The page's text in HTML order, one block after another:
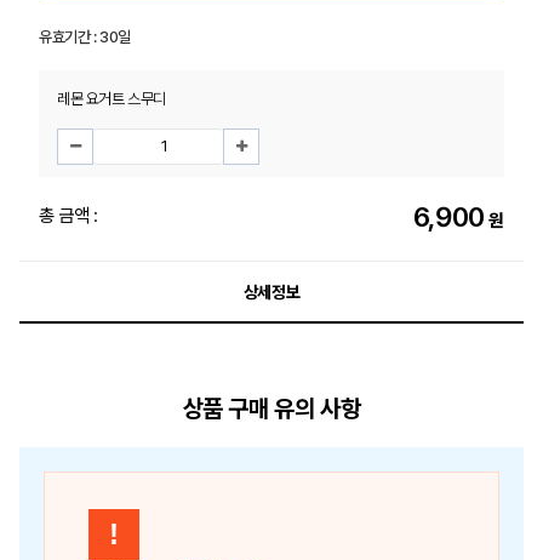
유효기간 :30일
레몬 요거트 스무디
총 금액 : 6,900 원
상세정보
상품 구매 유의 사항
!